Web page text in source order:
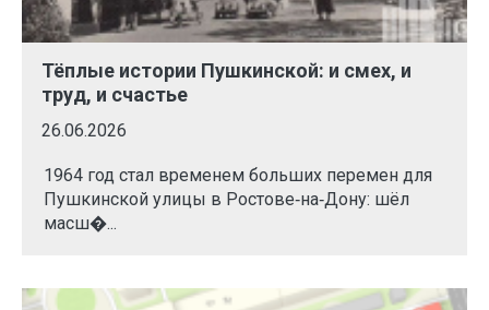
Тёплые истории Пушкинской: и смех, и
труд, и счастье
26.06.2026
1964 год стал временем больших перемен для
Пушкинской улицы в Ростове‑на‑Дону: шёл
масш�...